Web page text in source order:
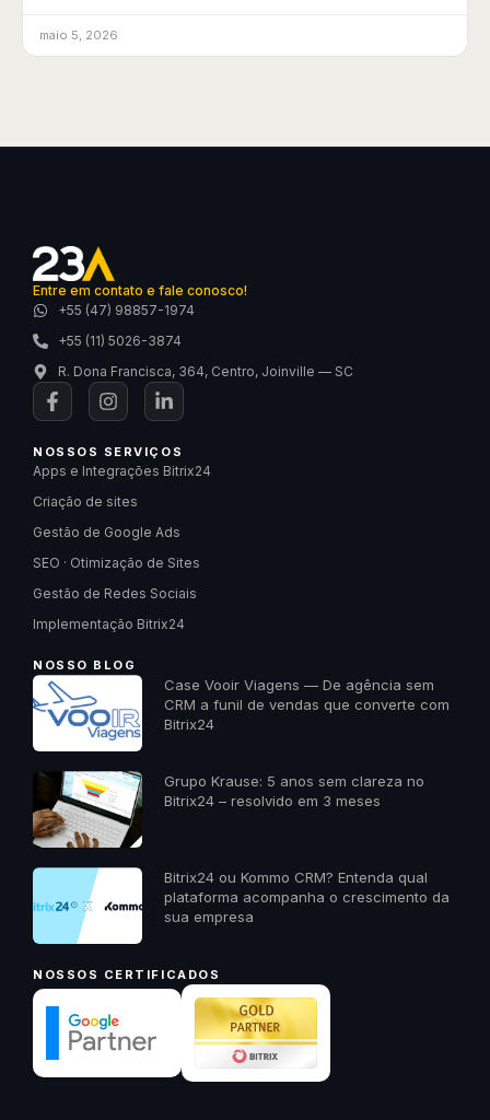
maio 5, 2026
Entre em contato e fale conosco!
+55 (47) 98857-1974
+55 (11) 5026-3874
R. Dona Francisca, 364, Centro, Joinville — SC
NOSSOS SERVIÇOS
Apps e Integrações Bitrix24
Criação de sites
Gestão de Google Ads
SEO · Otimização de Sites
Gestão de Redes Sociais
Implementação Bitrix24
NOSSO BLOG
Case Vooir Viagens — De agência sem
CRM a funil de vendas que converte com
Bitrix24
Grupo Krause: 5 anos sem clareza no
Bitrix24 – resolvido em 3 meses
Bitrix24 ou Kommo CRM? Entenda qual
plataforma acompanha o crescimento da
sua empresa
NOSSOS CERTIFICADOS